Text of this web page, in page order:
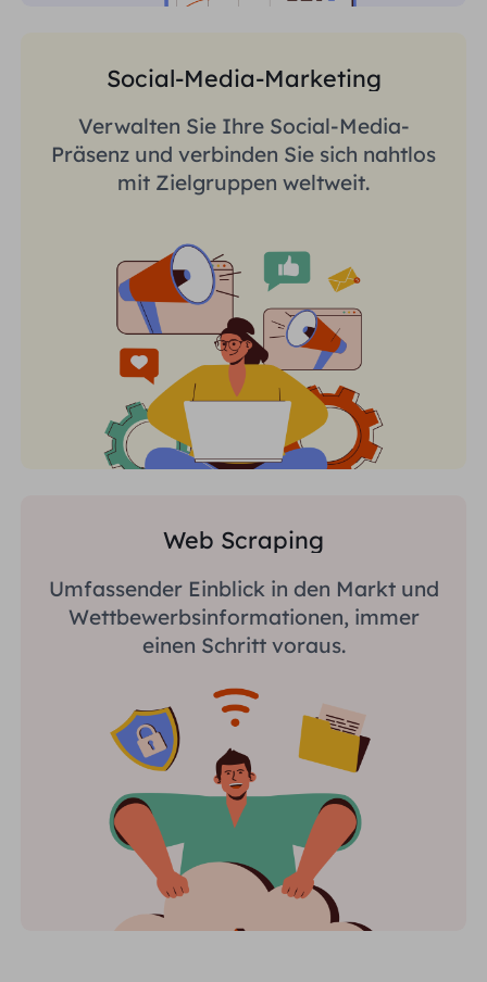
Social-Media-Marketing
Verwalten Sie Ihre Social-Media-
Präsenz und verbinden Sie sich nahtlos
mit Zielgruppen weltweit.
Web Scraping
Umfassender Einblick in den Markt und
Wettbewerbsinformationen, immer
einen Schritt voraus.